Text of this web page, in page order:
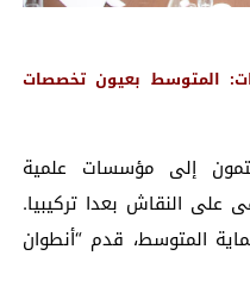
المتوسط بعيون تخصصات
إلى مؤسسات علمية
على النقاش بعدا تركيبيا.
المتوسط، قدم “أنطوان